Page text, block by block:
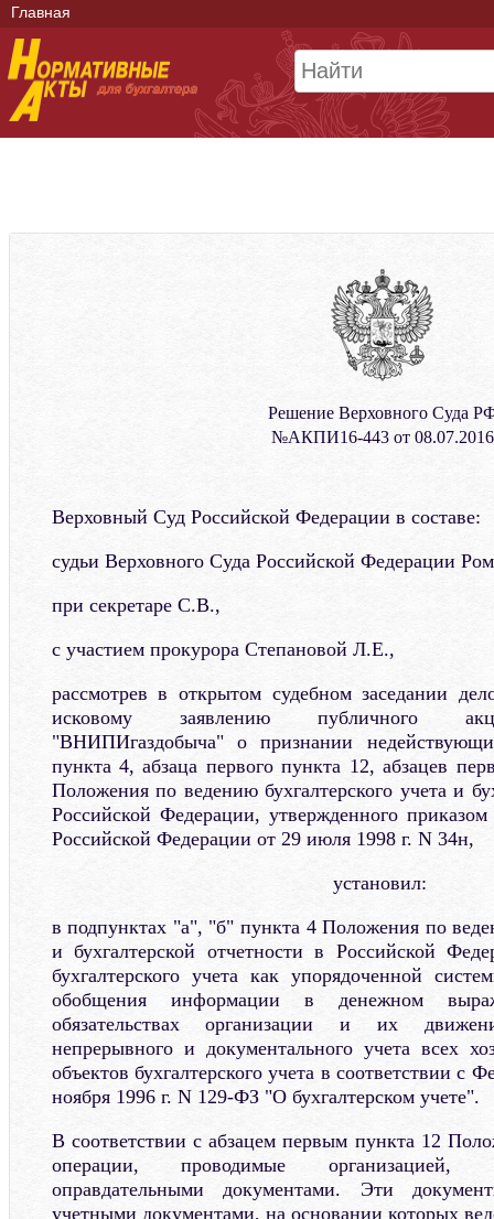
Главная
Решение Верховного Суда
№АКПИ16-443 от 08.07.2016
Верховный Суд Российской Федерации в составе:
судьи Верховного Суда Российской Федерации
при секретаре С.В.,
с участием прокурора Степановой Л.Е.,
рассмотрев в открытом судебном заседании
исковому заявлению публичного
"ВНИПИгаздобыча" о признании
пункта 4, абзаца первого пункта 12, абзацев
Положения по ведению бухгалтерского учета и
Российской Федерации, утвержденного
Российской Федерации от 29 июля 1998 г. N 34н,
установил:
в подпунктах "а", "б" пункта 4 Положения по
и бухгалтерской отчетности в Российской
бухгалтерского учета как упорядоченной
обобщения информации в денежном
обязательствах организации и их
непрерывного и документального учета всех
объектов бухгалтерского учета в соответствии с
ноября 1996 г. N 129-ФЗ "О бухгалтерском учете".
В соответствии с абзацем первым пункта 12
операции, проводимые организацией,
оправдательными документами. Эти
учетными документами, на основании которых